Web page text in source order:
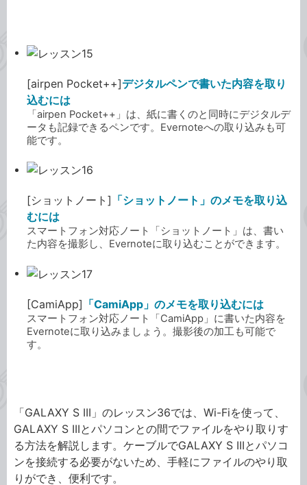
[airpen Pocket++]デジタルペンで書いた内容を取り
込むには
「airpen Pocket++」は、紙に書くのと同時にデジタルデ
ータも記録できるペンです。Evernoteへの取り込みも可
能です。
[ショットノート] 「ショットノート」のメモを取り込
むには
スマートフォン対応ノート「ショットノート」は、書い
た内容を撮影し、Evernoteに取り込むことができます。
[CamiApp] 「CamiApp」のメモを取り込むには
スマートフォン対応ノート「CamiApp」に書いた内容を
Evernoteに取り込みましょう。撮影後の加工も可能で
す。
「GALAXY S III」のレッスン36では、Wi-Fiを使って、
GALAXY S IIIとパソコンとの間でファイルをやり取りす
る方法を解説します。ケーブルでGALAXY S IIIとパソコ
ンを接続する必要がないため、手軽にファイルのやり取
りができ、便利です。